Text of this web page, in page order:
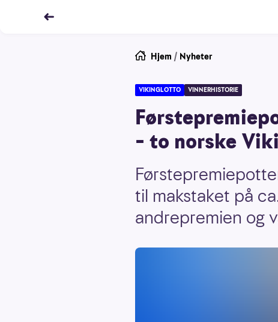
Hjem / Nyheter
VIKINGLOTTO VINNERHISTORIE
– to norske
til makstaket på
andrepremien og